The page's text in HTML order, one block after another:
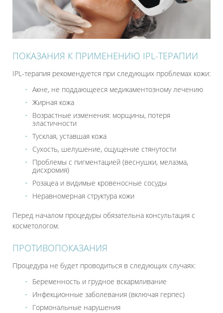
ПОКАЗАНИЯ К ПРИМЕНЕНИЮ IPL-ТЕРАПИИ
IPL-терапия рекомендуется при следующих проблемах кожи:
Акне, не поддающееся медикаментозному лечению
Жирная кожа
Возрастные изменения: морщины, потеря
эластичности
Тусклая, уставшая кожа
Сухость, шелушение, ощущение стянутости
Проблемы с пигментацией (веснушки, мелазма,
дисхромия)
Розацеа и видимые кровеносные сосуды
Неравномерная структура кожи
Перед началом процедуры обязательна консультация с
косметологом.
ПРОТИВОПОКАЗАНИЯ
Процедура не будет проводиться в следующих случаях:
Беременность и грудное вскармливание
Инфекционные заболевания (включая герпес)
Гормональные нарушения